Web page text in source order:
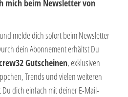
mich beim Newsletter von
melde dich sofort beim Newsletter
dein Abonnement erhältst Du
Gutscheinen, exklusiven
Trends und vielen weiteren
dich einfach mit deiner E-Mail-